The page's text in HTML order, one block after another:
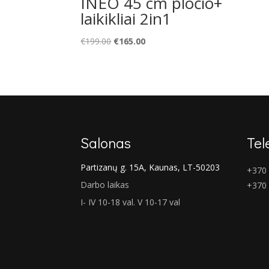
laikikliai 2in1
€199.00 Original
€165.00Current
Salonas
Partizanų g. 15A, Kaunas, LT-50203
Darbo laikas
I- IV 10-18 val. V 10-17 val
+370
+370